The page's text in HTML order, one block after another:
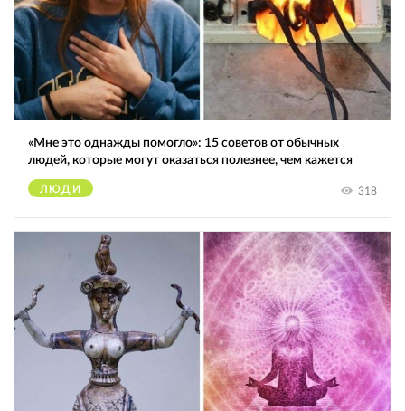
«Мне это однажды помогло»: 15 советов от обычных
людей, которые могут оказаться полезнее, чем кажется
ЛЮДИ 318